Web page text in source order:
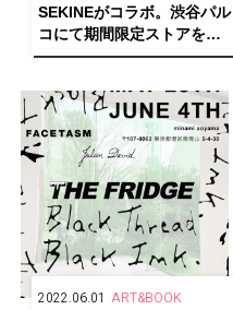
SEKINEがコラボ。渋谷パル
コにて期間限定ストアをオ
ープン
2022.06.01 ART&BOOK